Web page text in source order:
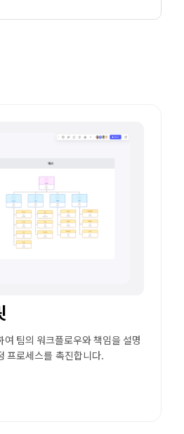
팀의 워크플로우와 책임을 설명
하고 효율적인 의사결정 프로세스를 촉진합니다.